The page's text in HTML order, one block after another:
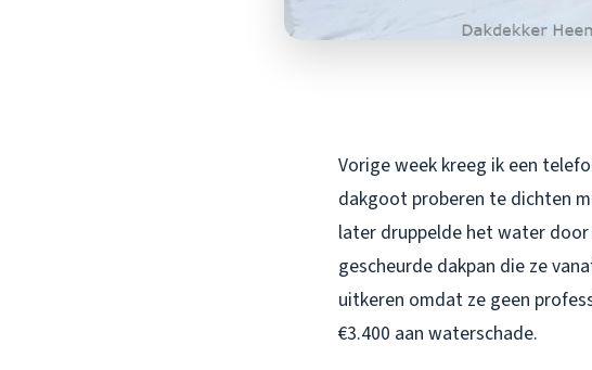
Vorige week kreeg ik een
dakgoot proberen te dichten
later druppelde het water
gescheurde dakpan die ze
uitkeren omdat ze geen
€3.400 aan waterschade.